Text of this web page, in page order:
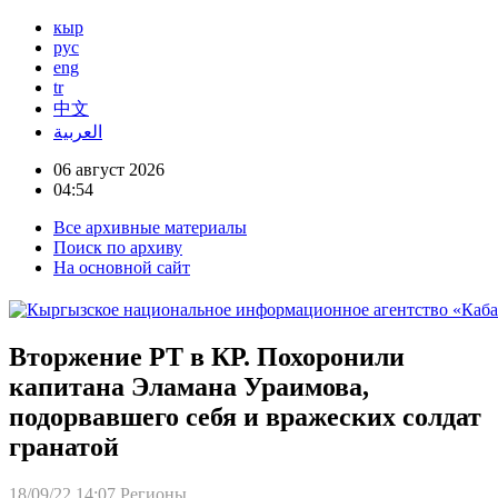
кыр
рус
eng
tr
中文
العربية
06 август 2026
04:54
Все архивные материалы
Поиск по архиву
На основной сайт
Вторжение РТ в КР. Похоронили
капитана Эламана Ураимова,
подорвавшего себя и вражеских солдат
гранатой
18/09/22 14:07 Регионы